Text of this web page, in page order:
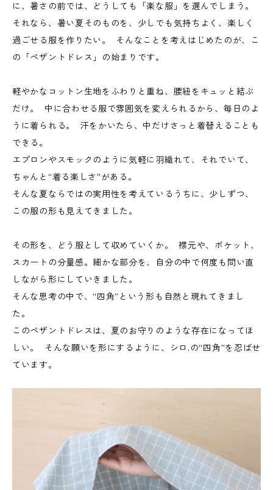
に、暑さの前では、どうしても「楽な服」を選んでしまう。
それなら、暑い夏そのものを、少しでも気持ちよく、楽しく
過ごせる服を作りたい。 そんなことを考えはじめたのが、こ
の「ペザントドレス」の始まりです。
軽やかなコットン生地をふわりと重ね、腰紐をキュッと結ぶ
だけ。 中に合わせる服で雰囲気を変えられるから、毎日のよ
うに着られる。 汗をかいたら、中だけさっと着替えることも
できる。
エプロンやスモックのように気軽に羽織れて、それでいて、
ちゃんと“着る楽しさ”がある。
そんな夏ならではの実用性を考えているうちに、少しずつ、
この服の形も見えてきました。
その形を、どう服として収めていくか。 襟元や、ポケット、
スカートの分量感。細かな部分を、自分の中で何度も問い直
しながら形にしていきました。
そんな思考の中で、“四角”という形も自然と現れてきまし
た。
このペザントドレスは、夏のお守りのような存在になってほ
しい。 そんな願いを形にするように、シロ.の“四角”を忍ばせ
ています。